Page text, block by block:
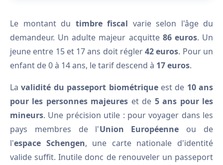
Le montant du timbre fiscal varie selon l'âge du
demandeur. Un adulte majeur acquitte 86 euros. Un
jeune entre 15 et 17 ans doit régler42 euros. Pour un
enfant de 0 à 14 ans, le tarif descend à 17 euros.
Lavalidité du passeport biométriqueest de 10 ans
pour les personnes majeures et de 5 ans pour les
mineurs. Une précision utile : pour voyager dans les
pays membres de l'Union Européenne ou de
l'espace Schengen, une carte nationale d'identité
valide suffit. Inutile donc de renouveler un passeport